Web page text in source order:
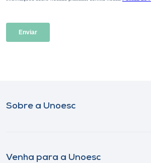
Sobre a Unoesc
Venha para a Unoesc